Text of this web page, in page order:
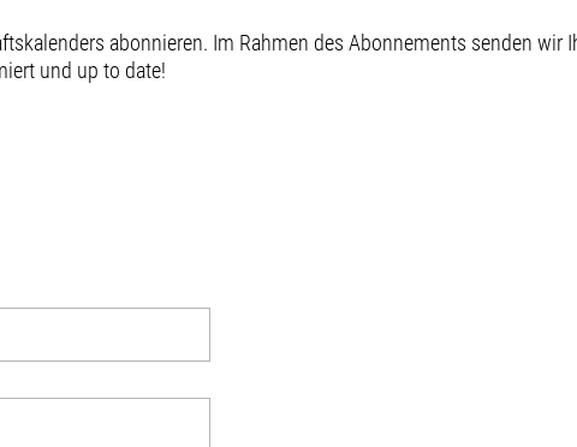
abonnieren. Im Rahmen des Abonnements senden wir
und up to date!